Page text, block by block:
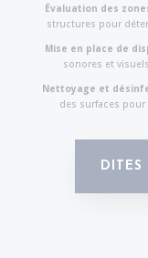
Évaluation des
structures pour
Mise en place de
sonores et
Nettoyage et
des surfaces